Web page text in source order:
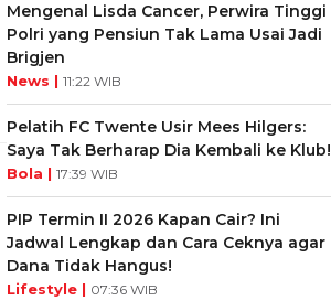
Mengenal Lisda Cancer, Perwira Tinggi
Polri yang Pensiun Tak Lama Usai Jadi
Brigjen
News | 11:22 WIB
Pelatih FC Twente Usir Mees Hilgers:
Saya Tak Berharap Dia Kembali ke Klub!
Bola | 17:39 WIB
PIP Termin II 2026 Kapan Cair? Ini
Jadwal Lengkap dan Cara Ceknya agar
Dana Tidak Hangus!
Lifestyle | 07:36 WIB